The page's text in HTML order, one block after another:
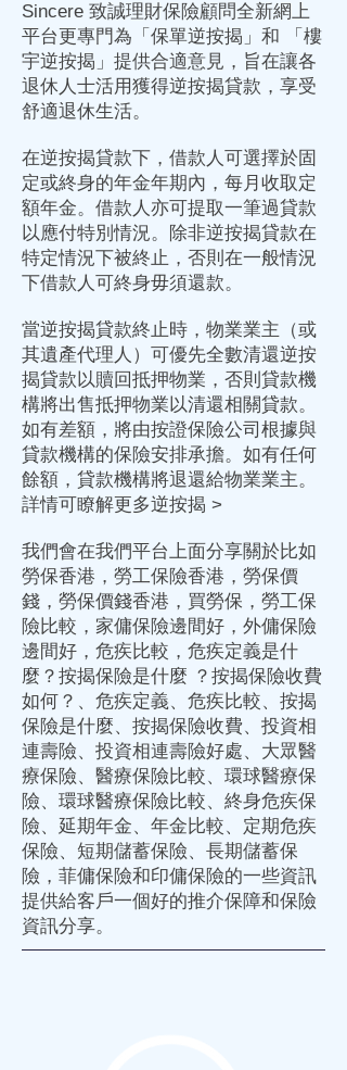
Sincere 致誠理財保險顧問全新網上
平台更專門為「 保單逆按揭 」和 「樓
宇逆按揭 」提供合適意見，旨在讓各
退休人士活用獲得逆按揭貸款，享受
舒適退休生活。
在逆按揭貸款下，借款人可選擇於固
定或終身的年金年期內，每月收取定
額年金。借款人亦可提取一筆過貸款
以應付特別情況。除非逆按揭貸款在
特定情況下被終止，否則在一般情況
下借款人可終身毋須還款。
當逆按揭貸款終止時，物業業主（或
其遺產代理人）可優先全數清還逆按
揭貸款以贖回抵押物業，否則貸款機
構將出售抵押物業以清還相關貸款。
如有差額，將由按證保險公司根據與
貸款機構的保險安排承擔。如有任何
餘額，貸款機構將退還給物業業主。
詳情可瞭解更多逆按揭 >
我們會在我們平台上面分享關於比如
勞保香港，勞工保險香港， 勞保價
錢 ， 勞保價錢香港 ， 買勞保 ， 勞工保
險比較 ， 家傭保險邊間好 ， 外傭保險
邊間好 ， 危疾比較 ， 危疾定義是什
麼？ 按揭保險是什麼 ？ 按揭保險收費
如何？、 危疾定義、 危疾比較、 按揭
保險是什麼、 按揭保險收費、 投資相
連壽險、 投資相連壽險好處、 大眾醫
療保險、 醫療保險比較、 環球醫療保
險、 環球醫療保險比較、 終身危疾保
險、 延期年金、 年金比較、 定期危疾
保險、 短期儲蓄保險、 長期儲蓄保
險 ， 菲傭保險和印傭保險的一些資訊
提供給客戶一個好的推介保障和保險
資訊分享。